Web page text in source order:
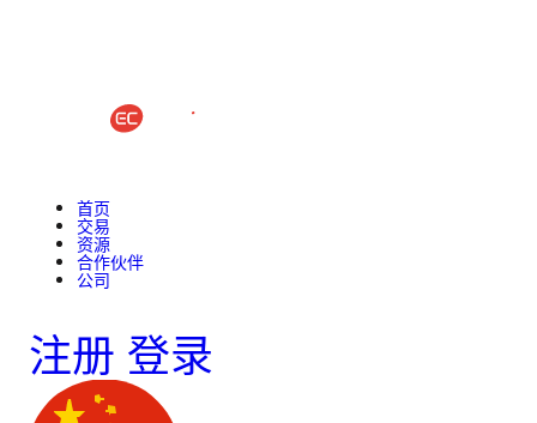
首页
交易
资源
合作伙伴
公司
注册 登录